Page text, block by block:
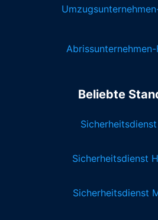
Beliebte
Sicherheitsdienst
Sicherheitsdienst